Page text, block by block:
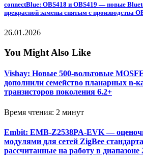
connectBlue: OBS418 и OBS419 — новые
прекрасной замены снятым с производства
26.01.2026
You Might Also Like
Vishay: Новые 500-вольтовые
дополнили семейство планарных n-
транзисторов поколения 6.2+
Время чтения: 2 минут
Embit: EMB-Z2538PA-EVK —
модулями для сетей ZigBee
рассчитанные на работу в диапазоне